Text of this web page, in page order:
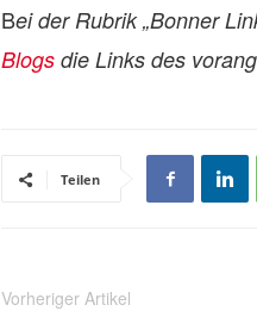
Bei der Rubrik „Bonner
Blogs die Links des
Teilen
Vorheriger Artikel